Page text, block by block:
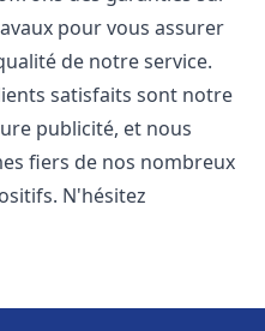
pour vous assurer
de notre service.
satisfaits sont notre
publicité, et nous
fiers de nos nombreux
N'hésitez